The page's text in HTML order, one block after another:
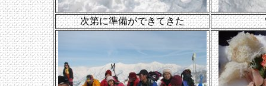
次第に準備ができてきた